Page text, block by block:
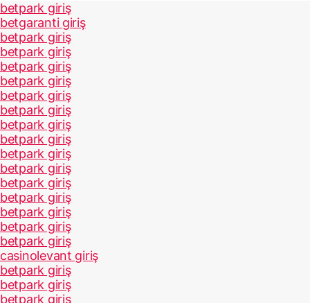
betpark giriş
betgaranti giriş
betpark giriş
betpark giriş
betpark giriş
betpark giriş
betpark giriş
betpark giriş
betpark giriş
betpark giriş
betpark giriş
betpark giriş
betpark giriş
betpark giriş
betpark giriş
betpark giriş
betpark giriş
casinolevant giriş
betpark giriş
betpark giriş
betpark giriş